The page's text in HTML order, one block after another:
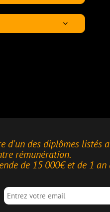
listés au Registre
de 1 an de prison.